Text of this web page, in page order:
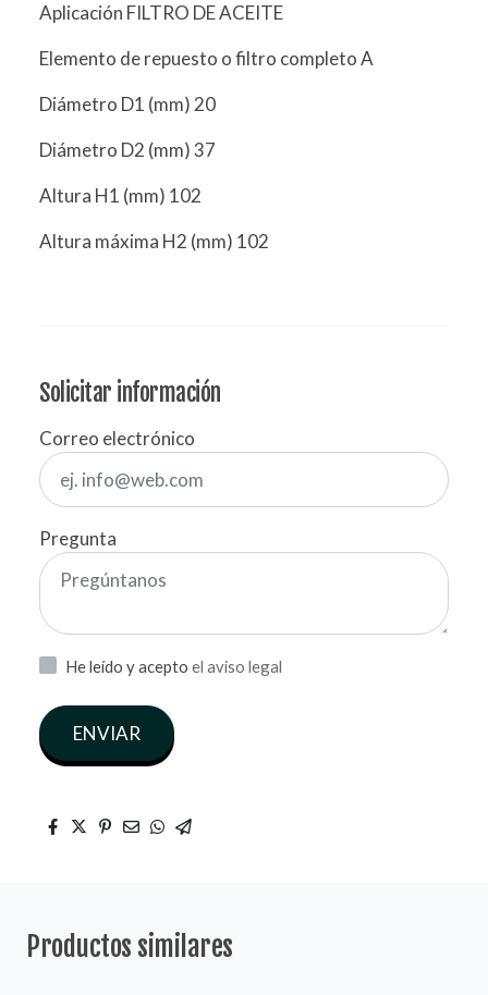
Aplicación FILTRO DE ACEITE
Elemento de repuesto o filtro completo A
Diámetro D1 (mm) 20
Diámetro D2 (mm) 37
Altura H1 (mm) 102
Altura máxima H2 (mm) 102
Solicitar información
Correo electrónico
Pregunta
He leído y acepto el aviso legal
ENVIAR
Productos similares